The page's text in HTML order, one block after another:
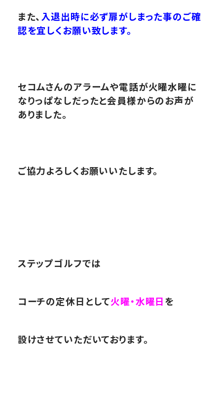
また、 入退出時に必ず扉がしまった事のご確
認を宜しくお願い致します。
セコムさんのアラームや電話が火曜水曜に
なりっぱなしだったと会員様からのお声が
ありました。
ご協力よろしくお願いいたします。
ステップゴルフでは
コーチの定休日として火曜・水曜日を
設けさせていただいております。